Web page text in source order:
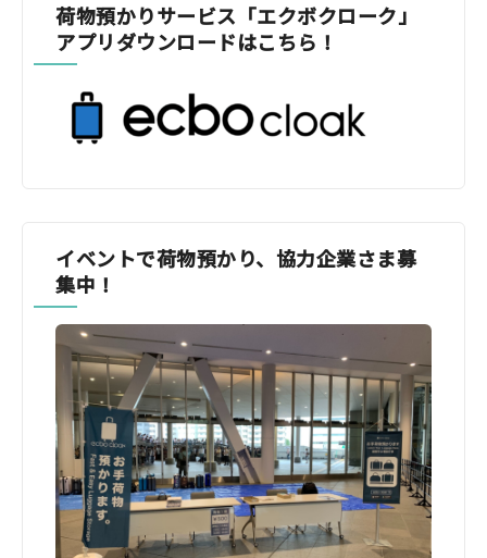
荷物預かりサービス「エクボクローク」
アプリダウンロードはこちら！
イベントで荷物預かり、協力企業さま募
集中！